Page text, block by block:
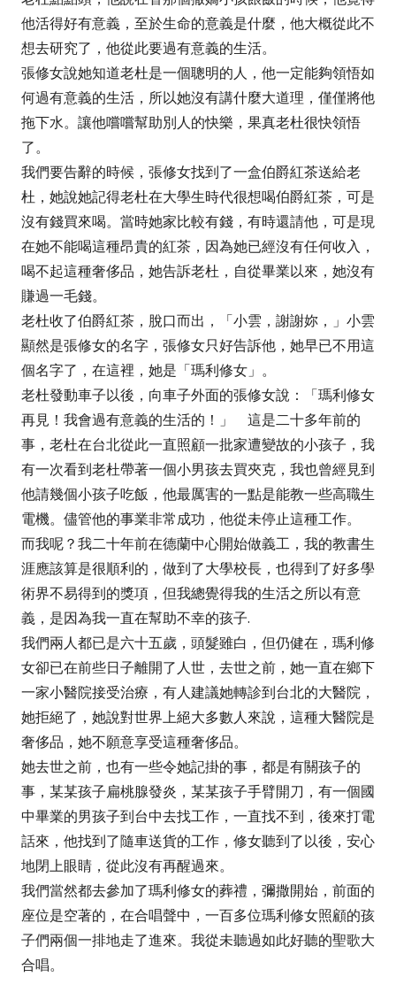
他活得好有意義，至於生命的意義是什麼，他大概從此不
想去研究了，他從此要過有意義的生活。
張修女說她知道老杜是一個聰明的人，他一定能夠領悟如
何過有意義的生活，所以她沒有講什麼大道理，僅僅將他
拖下水。讓他嚐嚐幫助別人的快樂，果真老杜很快領悟
了。
我們要告辭的時候，張修女找到了一盒伯爵紅茶送給老
杜，她說她記得老杜在大學生時代很想喝伯爵紅茶，可是
沒有錢買來喝。當時她家比較有錢，有時還請他，可是現
在她不能喝這種昂貴的紅茶，因為她已經沒有任何收入，
喝不起這種奢侈品，她告訴老杜，自從畢業以來，她沒有
賺過一毛錢。
老杜收了伯爵紅茶，脫口而出，「小雲，謝謝妳，」小雲
顯然是張修女的名字，張修女只好告訴他，她早已不用這
個名字了，在這裡，她是「瑪利修女」。
老杜發動車子以後，向車子外面的張修女說：「瑪利修女
再見！我會過有意義的生活的！」 這是二十多年前的
事，老杜在台北從此一直照顧一批家遭變故的小孩子，我
有一次看到老杜帶著一個小男孩去買夾克，我也曾經見到
他請幾個小孩子吃飯，他最厲害的一點是能教一些高職生
電機。儘管他的事業非常成功，他從未停止這種工作。
而我呢？我二十年前在德蘭中心開始做義工，我的教書生
涯應該算是很順利的，做到了大學校長，也得到了好多學
術界不易得到的獎項，但我總覺得我的生活之所以有意
義，是因為我一直在幫助不幸的孩子.
我們兩人都已是六十五歲，頭髮雖白，但仍健在，瑪利修
女卻已在前些日子離開了人世，去世之前，她一直在鄉下
一家小醫院接受治療，有人建議她轉診到台北的大醫院，
她拒絕了，她說對世界上絕大多數人來說，這種大醫院是
奢侈品，她不願意享受這種奢侈品。
她去世之前，也有一些令她記掛的事，都是有關孩子的
事，某某孩子扁桃腺發炎，某某孩子手臂開刀，有一個國
中畢業的男孩子到台中去找工作，一直找不到，後來打電
話來，他找到了隨車送貨的工作，修女聽到了以後，安心
地閉上眼睛，從此沒有再醒過來。
我們當然都去參加了瑪利修女的葬禮，彌撒開始，前面的
座位是空著的，在合唱聲中，一百多位瑪利修女照顧的孩
子們兩個一排地走了進來。我從未聽過如此好聽的聖歌大
合唱。